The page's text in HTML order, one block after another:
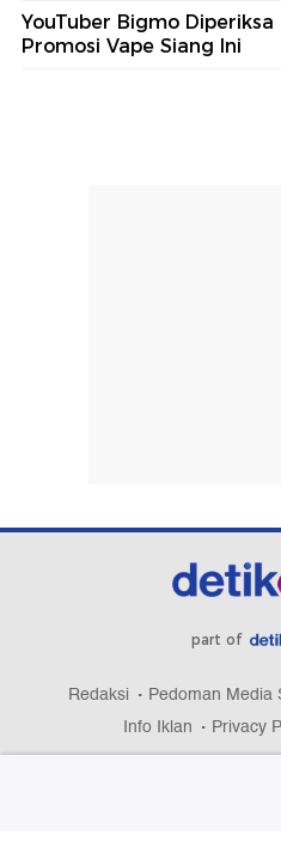
YouTuber Bigmo
Promosi Vape Siang Ini
part of
Redaksi Pedoman Media
Info Iklan
Privacy